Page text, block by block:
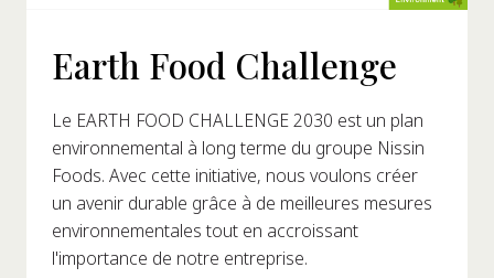
Earth Food Challenge
Le EARTH FOOD CHALLENGE 2030 est un plan
environnemental à long terme du groupe Nissin
Foods. Avec cette initiative, nous voulons créer
un avenir durable grâce à de meilleures mesures
environnementales tout en accroissant
l'importance de notre entreprise.